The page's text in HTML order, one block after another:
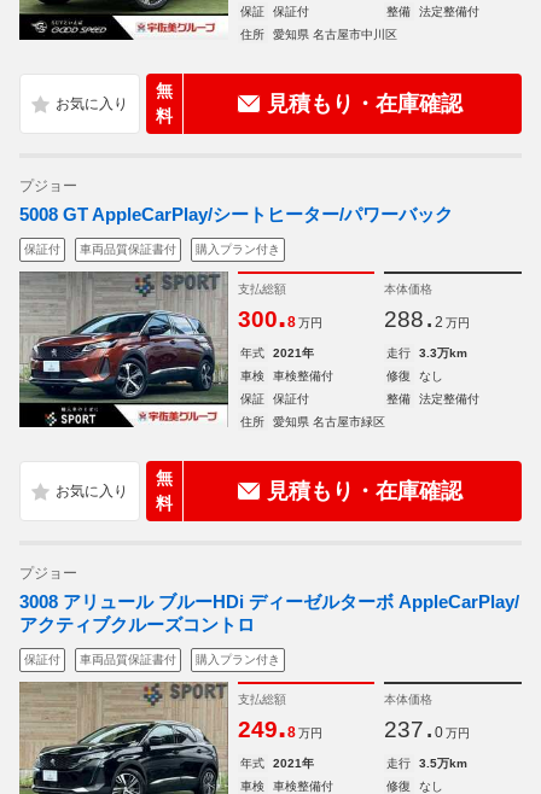
保証
保証付 整備
法定整備付
住所
愛知県 名古屋市中川区
無
料
見積もり・在庫確認
プジョー
5008 GT AppleCarPlay/シートヒーター/パワーバック
保証付 車両品質保証書付 購入プラン付き
支払総額
300.8 万円
本体価格
288. 2 万円
年式 2021年 走行
3.3万km
車検
車検整備付 修復
なし
保証
保証付 整備
法定整備付
住所
愛知県 名古屋市緑区
無
料
見積もり・在庫確認
プジョー
3008 アリュール ブルーHDi ディーゼルターボ AppleCarPlay/
アクティブクルーズコントロ
保証付 車両品質保証書付 購入プラン付き
支払総額
249.8 万円
本体価格
237. 0 万円
年式 2021年 走行
3.5万km
車検
車検整備付 修復 なし